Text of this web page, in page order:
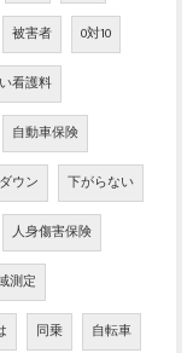
被害者 0対10
看護料
自動車保険
ダウン 下がらない
人身傷害保険
測定
同乗 自転車